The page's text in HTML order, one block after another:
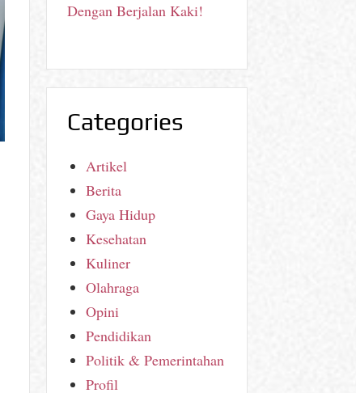
Dengan Berjalan Kaki!
Categories
Artikel
Berita
Gaya Hidup
Kesehatan
Kuliner
Olahraga
Opini
Pendidikan
Politik & Pemerintahan
Profil